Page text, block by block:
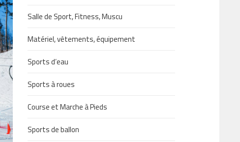
Salle de Sport, Fitness, Muscu
Matériel, vêtements, équipement
Sports d’eau
Sports à roues
Course et Marche à Pieds
Sports de ballon